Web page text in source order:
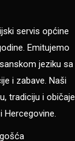
servis općine
Emitujemo
jeziku sa
i zabave. Naši
tradiciju i običaje
Hercegovine.